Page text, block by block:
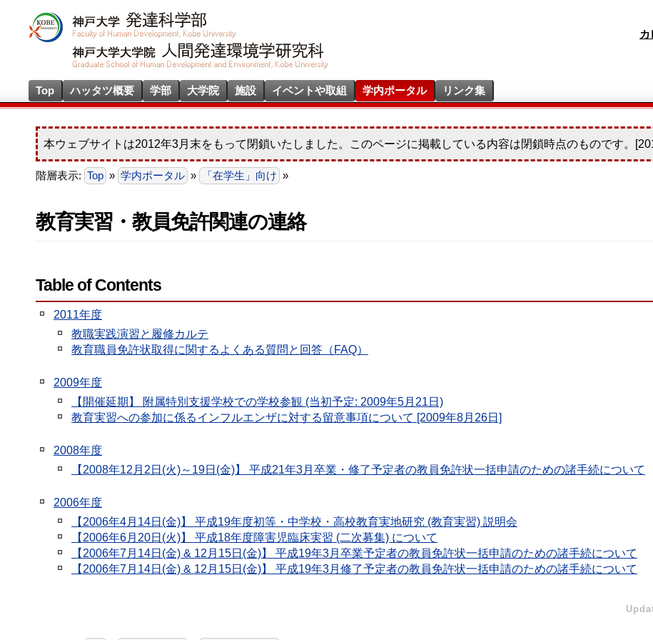
Top ハッタツ概要 学部 大学院 施設 イベントや取組 学内ポータル リンク集
本ウェブサイトは2012年3月末をもって閉鎖いたしました。このページに掲載している内容は閉鎖時点のものです。
階層表示: Top » 学内ポータル » 「在学生」向け »
教育実習・教員免許関連の連絡
Table of Contents
2011年度
教職実践演習と履修カルテ
教育職員免許状取得に関するよくある質問と回答（FAQ）
2009年度
【開催延期】 附属特別支援学校での学校参観 (当初予定: 2009年5月21日)
教育実習への参加に係るインフルエンザに対する留意事項について [2009年8月26日]
2008年度
【2008年12月2日(火)～19日(金)】 平成21年3月卒業・修了予定者の教員免許状一括申請のための諸手続について
2006年度
【2006年4月14日(金)】 平成19年度初等・中学校・高校教育実地研究 (教育実習) 説明会
【2006年6月20日(火)】 平成18年度障害児臨床実習 (二次募集) について
【2006年7月14日(金) & 12月15日(金)】 平成19年3月卒業予定者の教員免許状一括申請のための諸手続について
【2006年7月14日(金) & 12月15日(金)】 平成19年3月修了予定者の教員免許状一括申請のための諸手続について